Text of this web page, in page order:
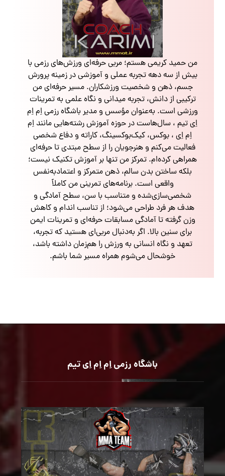
من حمید کریمی هستم؛ مربی حرفه‌ای ورزش‌های رزمی با
بیش از سه دهه تجربه عملی و آموزشی در زمینه پرورش
جسم، ذهن و شخصیت ورزشکاران. مسیر حرفه‌ای من
ترکیبی از دانش، تجربه میدانی و نگاه علمی به تمرینات
ورزشی است. به‌عنوان مؤسس و مدیر باشگاه رزمی اِم اِم
اِی تیم ، سال‌هاست در حوزه آموزش رشته‌هایی مانند اِم
اِم اِی ، بوکس، کیک‌بوکسینگ، کاراته و دفاع شخصی
فعالیت می‌کنم و هنرجویان را از سطح مبتدی تا حرفه‌ای
همراهی کرده‌ام. تمرکز من تنها بر آموزش تکنیک نیست؛
بلکه ساختن بدن سالم، ذهن متمرکز و اعتمادبه‌نفس
واقعی است. برنامه‌های تمرینی من کاملاً
شخصی‌سازی‌شده و متناسب با سن، سطح آمادگی و
هدف هر فرد طراحی می‌شود؛ از تناسب اندام و کاهش
وزن گرفته تا آمادگی مسابقات حرفه‌ای و تمرینات ایمن
برای سنین بالا. اگر به‌دنبال مربی‌ای هستید که تجربه،
تعهد و نگاه انسانی به ورزش را هم‌زمان داشته باشد،
خوشحال می‌شوم همراه مسیر شما باشم.
باشگاه رزمی اِم اِم اِی تیم